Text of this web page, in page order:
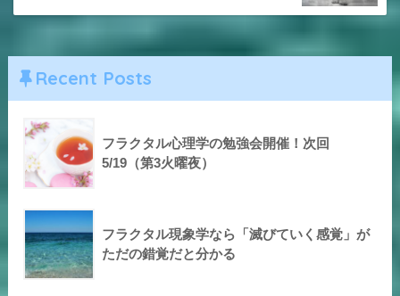
Recent Posts
フラクタル心理学の勉強会開催！次回
5/19（第3火曜夜）
フラクタル現象学なら「滅びていく感覚」が
ただの錯覚だと分かる